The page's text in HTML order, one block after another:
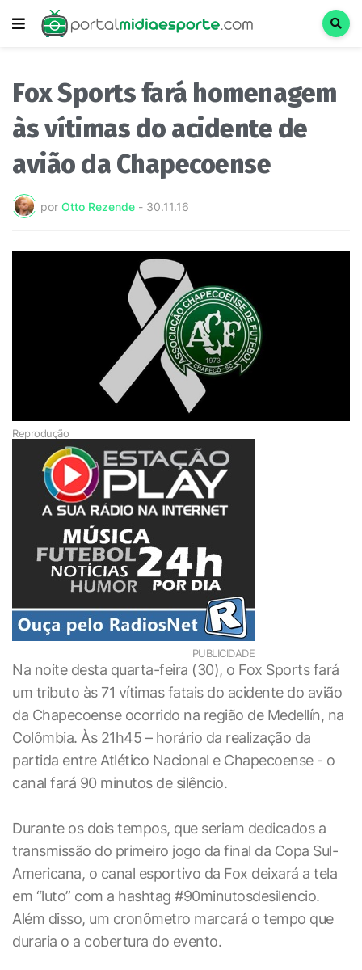
Fox Sports fará homenagem
às vítimas do acidente de
avião da Chapecoense
por Otto Rezende - 30.11.16
Reprodução
PUBLICIDADE
Na noite desta quarta-feira (30), o Fox Sports fará
um tributo às 71 vítimas fatais do acidente do avião
da Chapecoense ocorrido na região de Medellín, na
Colômbia. Às 21h45 – horário da realização da
partida entre Atlético Nacional e Chapecoense - o
canal fará 90 minutos de silêncio.
Durante os dois tempos, que seriam dedicados a
transmissão do primeiro jogo da final da Copa Sul-
Americana, o canal esportivo da Fox deixará a tela
em “luto” com a hashtag #90minutosdesilencio.
Além disso, um cronômetro marcará o tempo que
duraria o a cobertura do evento.